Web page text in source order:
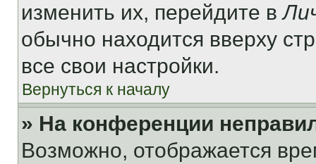
изменить их, перейдите в
обычно находится вверху
все свои настройки.
Вернуться к началу
» На конференции
Возможно, отображается